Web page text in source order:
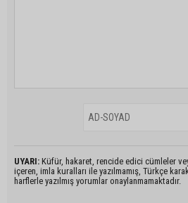
UYARI: Küfür, hakaret, rencide edici cümleler
içeren, imla kuralları ile yazılmamış, Türkçe
harflerle yazılmış yorumlar onaylanmamaktadır.